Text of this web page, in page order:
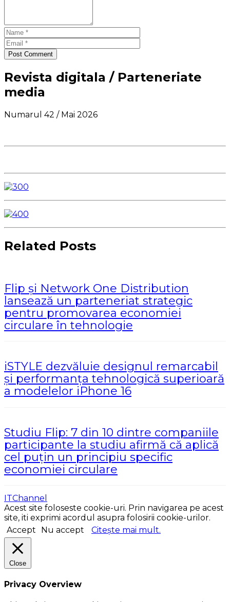
Post Comment
Revista digitala / Parteneriate
media
Numarul 42 / Mai 2026
Related Posts
Flip și Network One Distribution
lansează un parteneriat strategic
pentru promovarea economiei
circulare în tehnologie
iSTYLE dezvăluie designul remarcabil
și performanța tehnologică superioară
a modelelor iPhone 16
Studiu Flip: 7 din 10 dintre companiile
participante la studiu afirmă că aplică
cel puțin un principiu specific
economiei circulare
ITChannel
Acest site foloseste cookie-uri. Prin navigarea pe acest
site, iti exprimi acordul asupra folosirii cookie-urilor.
Accept
Nu accept Citește mai mult.
Close
Privacy Overview